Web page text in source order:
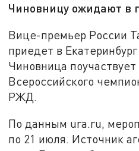
Чиновницу ожидают в
Вице-премьер России
приедет в
Чиновница
Всероссийского
РЖД.
По данным ura.ru,
по 21 июля. Источник